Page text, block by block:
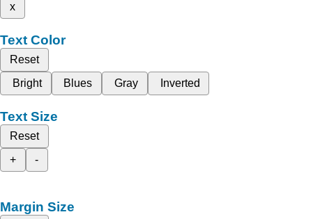
x
Text Color
Reset
Bright
Blues Gray Inverted
Text Size
Reset
+
-
Margin Size